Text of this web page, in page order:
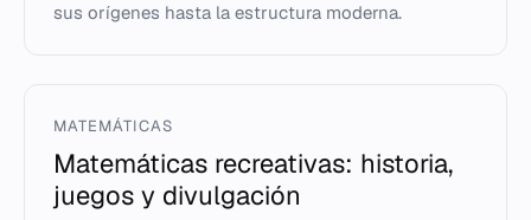
sus orígenes hasta la estructura moderna.
MATEMÁTICAS
Matemáticas recreativas: historia,
juegos y divulgación